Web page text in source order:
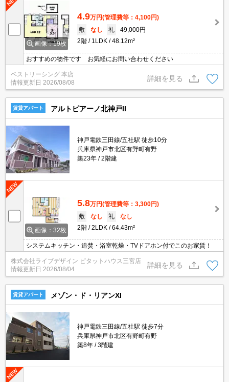
画像：19枚
4.9万円(管理費等：4,100円)
敷
なし 礼
49,000円
2階
1LDK 48.12m²
おすすめの物件です お気軽にお問い合わせください
ベストリーシング 本店
情報更新日 2026/08/08
詳細を見る
賃貸アパート アルトピアーノ北神戸II
神戸電鉄三田線/五社駅 徒歩10分
兵庫県神戸市北区有野町有野
築23年
2階建
画像：32枚
5.8万円(管理費等：3,300円)
敷
なし 礼
なし
2階
2LDK 64.43m²
システムキッチン・追焚・浴室乾燥・TVドアホン付でこのお家賃！
株式会社ライブデザイン ピタットハウス三宮店
情報更新日 2026/08/04
詳細を見る
賃貸アパート メゾン・ド・リアンXI
神戸電鉄三田線/五社駅 徒歩7分
兵庫県神戸市北区有野町有野
築8年
3階建